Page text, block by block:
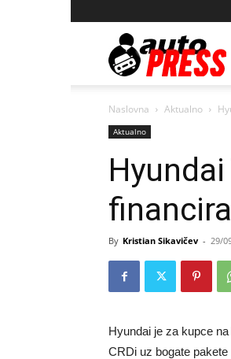
Naslovna Aktualno
Aktualno
By Kristian Sikavičev - 29/
Hyundai je za kupce
CRDi uz bogate